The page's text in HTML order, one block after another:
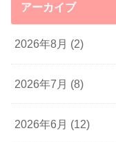
アーカイブ
2026年8月 (2)
2026年7月 (8)
2026年6月 (12)